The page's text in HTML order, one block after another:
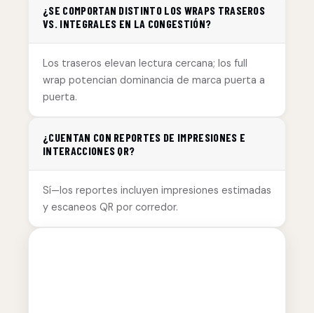
¿SE COMPORTAN DISTINTO LOS WRAPS TRASEROS
VS. INTEGRALES EN LA CONGESTIÓN?
Los traseros elevan lectura cercana; los full
wrap potencian dominancia de marca puerta a
puerta.
¿CUENTAN CON REPORTES DE IMPRESIONES E
INTERACCIONES QR?
Sí—los reportes incluyen impresiones estimadas
y escaneos QR por corredor.